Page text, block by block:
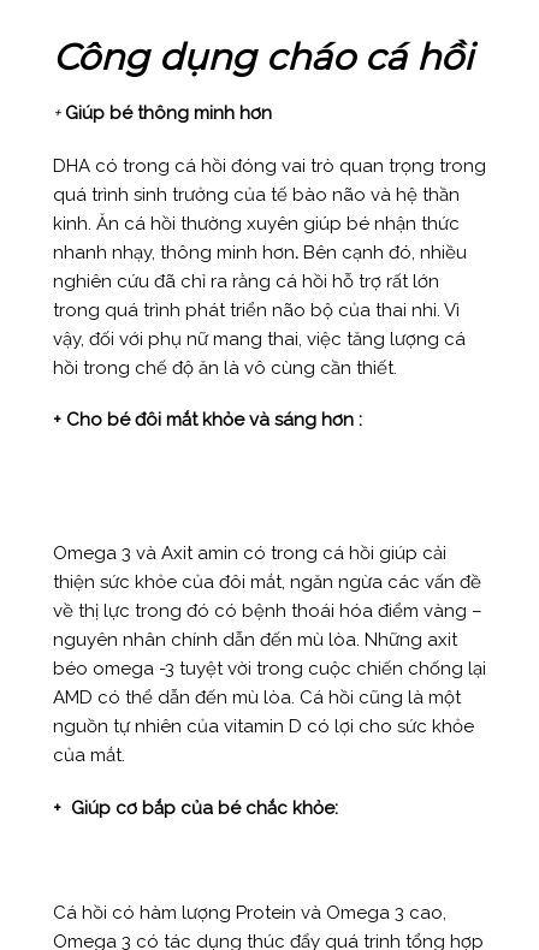
Công dụng cháo cá hồi
+ Giúp bé thông minh hơn
DHA có trong cá hồi đóng vai trò quan trọng trong
quá trình sinh trưởng của tế bào não và hệ thần
kinh. Ăn cá hồi thường xuyên giúp bé nhận thức
nhanh nhạy, thông minh hơn. Bên cạnh đó, nhiều
nghiên cứu đã chỉ ra rằng cá hồi hỗ trợ rất lớn
trong quá trình phát triển não bộ của thai nhi. Vì
vậy, đối với phụ nữ mang thai, việc tăng lượng cá
hồi trong chế độ ăn là vô cùng cần thiết.
+ Cho bé đôi mắt khỏe và sáng hơn :
Omega 3 và Axit amin có trong cá hồi giúp cải
thiện sức khỏe của đôi mắt, ngăn ngừa các vấn đề
về thị lực trong đó có bệnh thoái hóa điểm vàng –
nguyên nhân chính dẫn đến mù lòa. Những axit
béo omega -3 tuyệt vời trong cuộc chiến chống lại
AMD có thể dẫn đến mù lòa. Cá hồi cũng là một
nguồn tự nhiên của vitamin D có lợi cho sức khỏe
của mắt.
+ Giúp cơ bắp của bé chắc khỏe:
Cá hồi có hàm lượng Protein và Omega 3 cao,
Omega 3 có tác dụng thúc đẩy quá trinh tổng hợp